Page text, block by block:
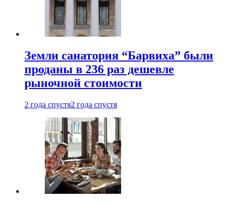
Земли санатория “Барвиха” были
проданы в 236 раз дешевле
рыночной стоимости
2 года спустя2 года спустя